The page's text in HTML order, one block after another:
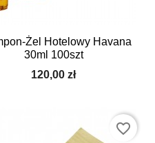
Żel Hotelowy Havana
30ml 100szt
120,00 zł
Szybki podgląd
favorite_border